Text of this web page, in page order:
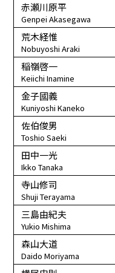
赤瀬川原平
Genpei Akasegawa
荒木経惟
Nobuyoshi Araki
稲嶺啓一
Keiichi Inamine
金子國義
Kuniyoshi Kaneko
佐伯俊男
Toshio Saeki
田中一光
Ikko Tanaka
寺山修司
Shuji Terayama
三島由紀夫
Yukio Mishima
森山大道
Daido Moriyama